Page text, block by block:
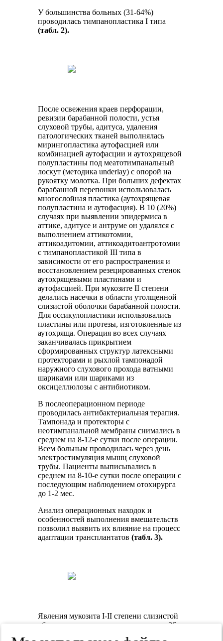
У большинства больных (31-64%)
проводилась тимпанопластика I типа
(табл. 2).
После освежения краев перфорации,
ревизии барабанной полости, устья
слуховой трубы, адитуса, удаления
патологических тканей выполнялась
мирингопластика аутофасцией или
комбинацией аутофасции и аутохрящевой
полупластины под меатотимпанальный
лоскут (методика underlay) с опорой на
рукоятку молотка. При больших дефектах
барабанной перепонки использовалась
многослойная пластика (аутохрящевая
полупластина и аутофасция). В 10 (20%)
случаях при выявлении эпидермиса в
аттике, адитусе и антруме он удалялся с
выполнением аттикотомии,
аттикоадитомии, аттикоадитоантротомии
с тимпанопластикой III типа в
зависимости от его распространения и
восстановлением резецированных стенок
аутохрящевыми пластинами и
аутофасцией. При мукозите II степени
делались насечки в области утолщенной
слизистой оболочки барабанной полости.
Для оссикулопластики использовались
пластины или протезы, изготовленные из
аутохряща. Операция во всех случаях
заканчивалась прикрытием
сформированных структур латексными
протекторами и рыхлой тампонадой
наружного слухового прохода ватными
шариками или шариками из
оксицеллюлозы с антибиотиком.
В послеоперационном периоде
проводилась антибактериальная терапия.
Тампонада и протекторы с
неотимпанальной мембраны снимались в
среднем на 8-12-е сутки после операции.
Всем больным проводилась через день
электростимуляция мышц слуховой
трубы. Пациенты выписывались в
среднем на 8-10-е сутки после операции с
последующим наблюдением отохирурга
до 1-2 мес.
Анализ операционных находок и
особенностей выполнения вмешательств
позволил выявить их влияние на процесс
адаптации трансплантатов(табл. 3).
Явления мукозита I-II степени слизистой
оболочки в среднем ухе отмечались у 26